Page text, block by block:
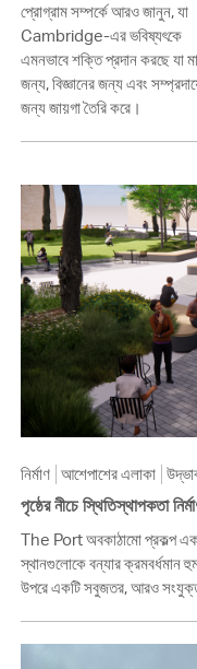
প্রোগ্রাম সম্পর্কে আরও জানুন, যা
Cambridge-এর ভবিষ্যৎকে
এমনভাবে শক্তি প্রদান করছে যা
জন্য, বিজ্ঞানের জন্য এবং
জন্য জায়গা তৈরি করে।
নির্মাণ আশেপাশের এলাকা
পৃষ্ঠের নীচে স্থিতিস্থাপকতা
The Port অবকাঠামো প্রকল্প
স্থানগুলোকে বন্যার ক্রমবর্ধমান
উপরে একটি সবুজতর, আরও